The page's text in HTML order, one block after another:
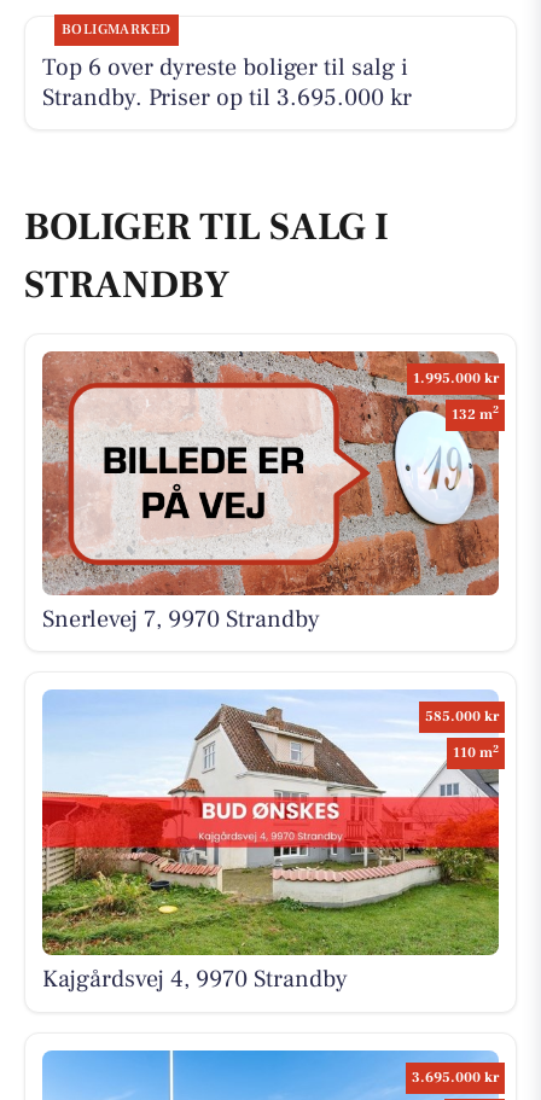
BOLIGMARKED
Top 6 over dyreste boliger til salg i
Strandby. Priser op til 3.695.000 kr
BOLIGER TIL SALG I
STRANDBY
1.995.000 kr
132 m2
Snerlevej 7, 9970 Strandby
585.000 kr
110 m2
Kajgårdsvej 4, 9970 Strandby
3.695.000 kr